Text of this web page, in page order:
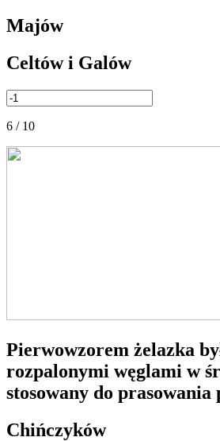
Majów
Celtów i Galów
6 / 10
Pierwowzorem żelazka
rozpalonymi węglami w
stosowany do prasowania
Chińczyków